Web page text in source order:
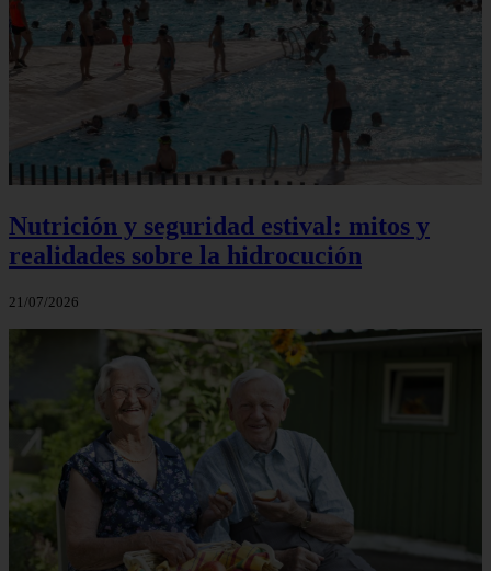
Nutrición y seguridad estival: mitos y
realidades sobre la hidrocución
21/07/2026